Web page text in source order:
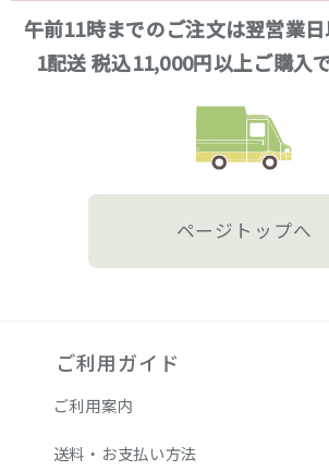
午前11時までのご注文は翌営業
1配送 税込11,000円以上ご購入
ページトップへ
ご利用ガイド
ご利用案内
送料・お支払い方法